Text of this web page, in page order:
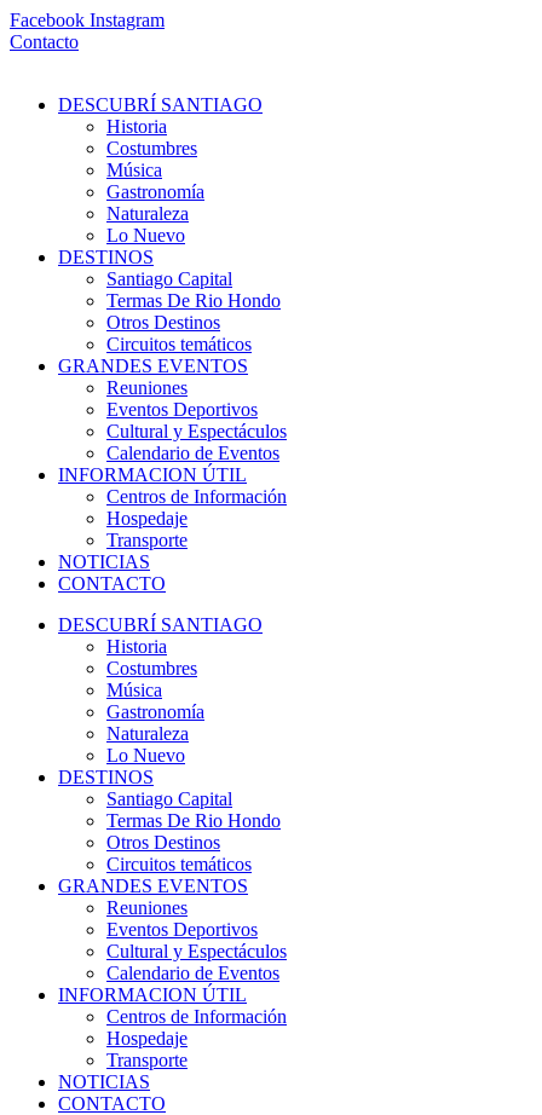
Ir
al
Facebook Instagram
Contacto
DESCUBRÍ SANTIAGO
Historia
Costumbres
Música
Gastronomía
Naturaleza
Lo Nuevo
DESTINOS
Santiago Capital
Termas De Rio Hondo
Otros Destinos
Circuitos temáticos
GRANDES EVENTOS
Reuniones
Eventos Deportivos
Cultural y Espectáculos
Calendario de Eventos
INFORMACION ÚTIL
Centros de Información
Hospedaje
Transporte
NOTICIAS
CONTACTO
DESCUBRÍ SANTIAGO
Historia
Costumbres
Música
Gastronomía
Naturaleza
Lo Nuevo
DESTINOS
Santiago Capital
Termas De Rio Hondo
Otros Destinos
Circuitos temáticos
GRANDES EVENTOS
Reuniones
Eventos Deportivos
Cultural y Espectáculos
Calendario de Eventos
INFORMACION ÚTIL
Centros de Información
Hospedaje
Transporte
NOTICIAS
CONTACTO